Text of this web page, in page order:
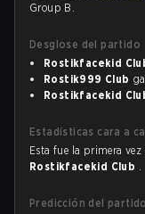
Group B.
Desglose del partido
Rostikfacekid
Rostik999 Club
Rostikfacekid
Estadísticas cara a
Esta fue la primera vez
Rostikfacekid Club .
Predicción del partido